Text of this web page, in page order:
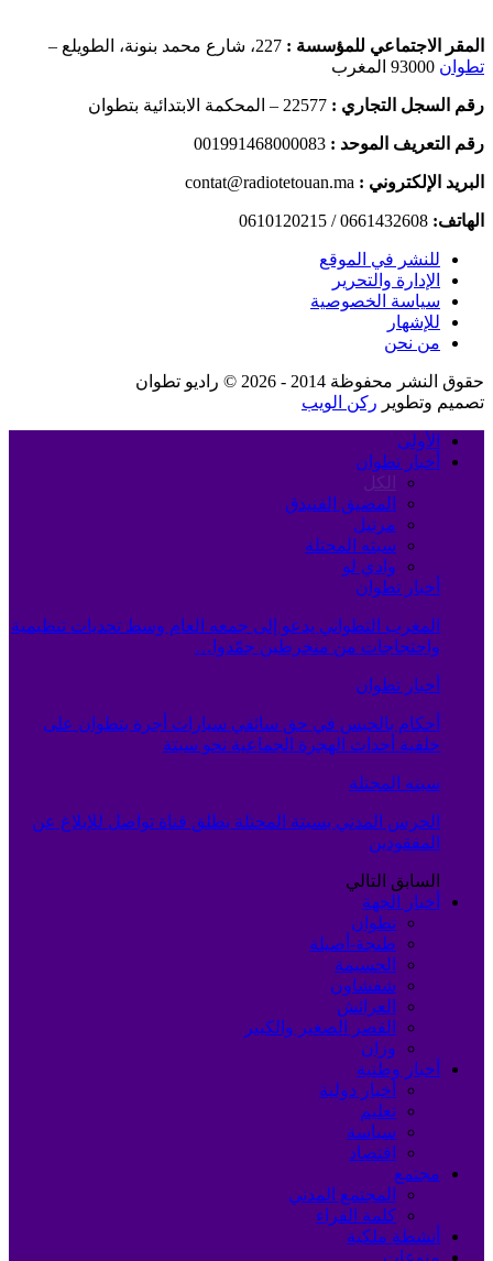
المقر الاجتماعي للمؤسسة : 227، شارع محمد بنونة، الطويلع –
تطوان
رقم السجل التجاري : 22577 – المحكمة الابتدائية بتطوان
رقم التعريف الموحد : 001991468000083
البريد الإلكتروني : contat@radiotetouan.ma
الهاتف: 0661432608 / 0610120215
للنشر في الموقع
الإدارة والتحرير
سياسة الخصوصية
للإشهار
من نحن
حقوق النشر محفوظة 2014 - 2026 © راديو تطوان
تصميم وتطوير ركن الويب
الأولى
أخبار تطوان
الكل
المضيق الفنيدق
مرتيل
سبته المحتلة
وادي لو
أخبار تطوان
المغرب التطواني يدعو إلى جمعه العام وسط تحديات تنظيمية
واحتجاجات من منخرطين جمّدوا…
أخبار تطوان
أحكام بالحبس في حق سائقي سيارات أجرة بتطوان على
خلفية أحداث الهجرة الجماعية نحو سبتة
سبته المحتلة
الحرس المدني بسبتة المحتلة يطلق قناة تواصل للإبلاغ عن
المفقودين
السابق التالي
أخبار الجهة
تطوان
طنجة-أصيلة
الحسيمة
شفشاون
العرائش
القصر الصغير والكبير
وزان
أخبار وطنية
أخبار دولية
تعليم
سياسة
اقتصاد
مجتمع
المجتمع المدني
كلمة القراء
أنشطة ملكية
منوعات